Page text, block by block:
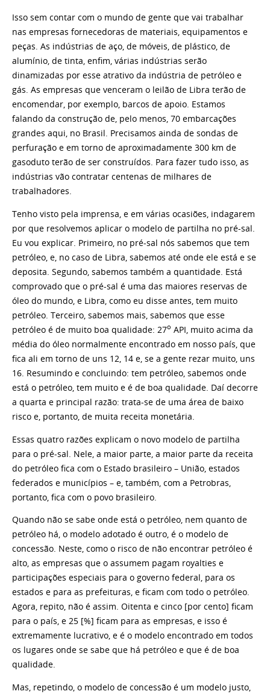
Isso sem contar com o mundo de gente que vai trabalhar
nas empresas fornecedoras de materiais, equipamentos e
peças. As indústrias de aço, de móveis, de plástico, de
alumínio, de tinta, enfim, várias indústrias serão
dinamizadas por esse atrativo da indústria de petróleo e
gás. As empresas que venceram o leilão de Libra terão de
encomendar, por exemplo, barcos de apoio. Estamos
falando da construção de, pelo menos, 70 embarcações
grandes aqui, no Brasil. Precisamos ainda de sondas de
perfuração e em torno de aproximadamente 300 km de
gasoduto terão de ser construídos. Para fazer tudo isso, as
indústrias vão contratar centenas de milhares de
trabalhadores.
Tenho visto pela imprensa, e em várias ocasiões, indagarem
por que resolvemos aplicar o modelo de partilha no pré-sal.
Eu vou explicar. Primeiro, no pré-sal nós sabemos que tem
petróleo, e, no caso de Libra, sabemos até onde ele está e se
deposita. Segundo, sabemos também a quantidade. Está
comprovado que o pré-sal é uma das maiores reservas de
óleo do mundo, e Libra, como eu disse antes, tem muito
petróleo. Terceiro, sabemos mais, sabemos que esse
petróleo é de muito boa qualidade: 27o API, muito acima da
média do óleo normalmente encontrado em nosso país, que
fica ali em torno de uns 12, 14 e, se a gente rezar muito, uns
16. Resumindo e concluindo: tem petróleo, sabemos onde
está o petróleo, tem muito e é de boa qualidade. Daí decorre
a quarta e principal razão: trata-se de uma área de baixo
risco e, portanto, de muita receita monetária.
Essas quatro razões explicam o novo modelo de partilha
para o pré-sal. Nele, a maior parte, a maior parte da receita
do petróleo fica com o Estado brasileiro – União, estados
federados e municípios – e, também, com a Petrobras,
portanto, fica com o povo brasileiro.
Quando não se sabe onde está o petróleo, nem quanto de
petróleo há, o modelo adotado é outro, é o modelo de
concessão. Neste, como o risco de não encontrar petróleo é
alto, as empresas que o assumem pagam royalties e
participações especiais para o governo federal, para os
estados e para as prefeituras, e ficam com todo o petróleo.
Agora, repito, não é assim. Oitenta e cinco [por cento] ficam
para o país, e 25 [%] ficam para as empresas, e isso é
extremamente lucrativo, e é o modelo encontrado em todos
os lugares onde se sabe que há petróleo e que é de boa
qualidade.
Mas, repetindo, o modelo de concessão é um modelo justo,